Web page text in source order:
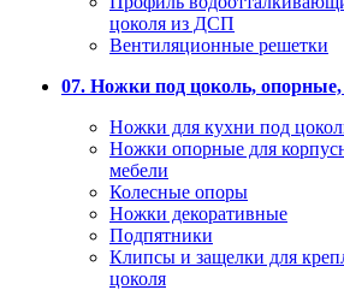
цоколя из ДСП
Вентиляционные решетки
07. Ножки под цоколь, опорные,
Ножки для кухни под
Ножки опорные для
мебели
Колесные опоры
Ножки декоративные
Подпятники
Клипсы и защелки для
цоколя